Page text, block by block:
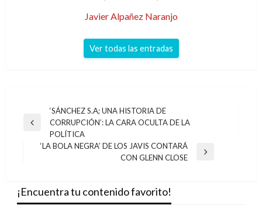
Javier Alpañez Naranjo
Ver todas las entradas
Navegación
de
entradas
Entrada
anterior
‘SÁNCHEZ S.A; UNA HISTORIA DE
CORRUPCIÓN’: LA CARA OCULTA DE LA
POLÍTICA
‘LA BOLA NEGRA’ DE LOS JAVIS CONTARÁ
CON GLENN CLOSE
¡Encuentra tu contenido favorito!